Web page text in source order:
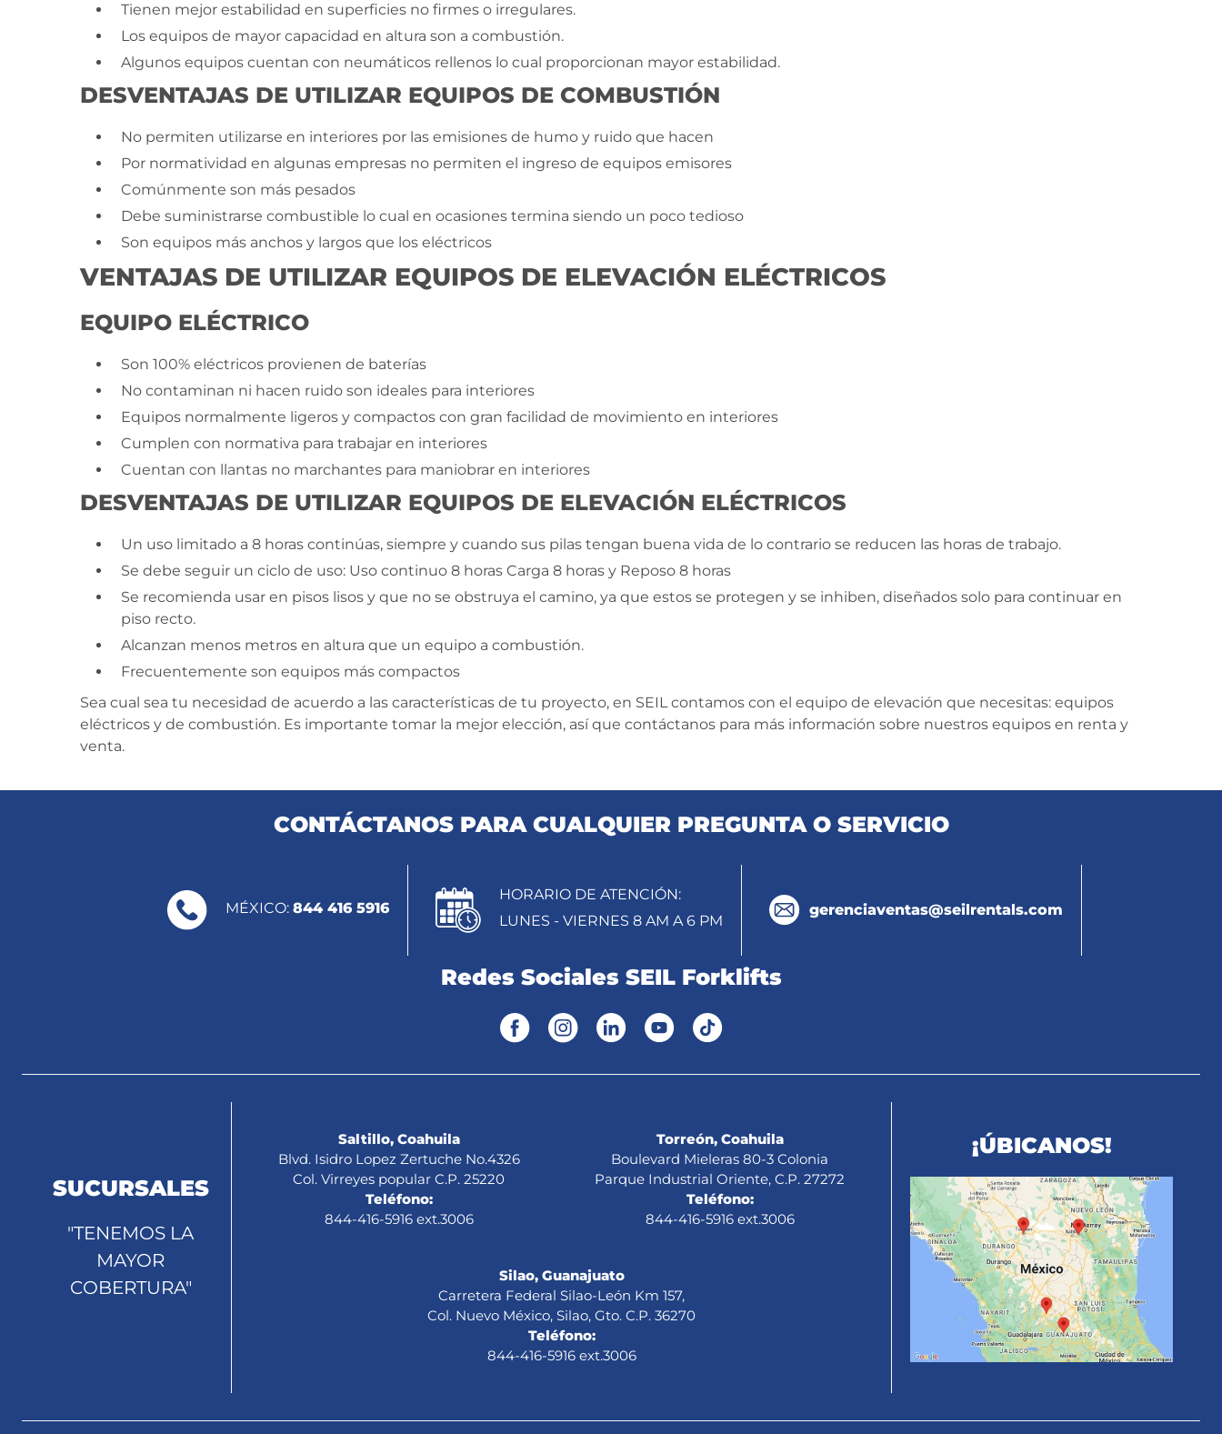
Tienen mejor estabilidad en superficies no firmes o irregulares.
Los equipos de mayor capacidad en altura son a combustión.
Algunos equipos cuentan con neumáticos rellenos lo cual proporcionan mayor estabilidad.
DESVENTAJAS DE UTILIZAR EQUIPOS DE COMBUSTIÓN
No permiten utilizarse en interiores por las emisiones de humo y ruido que hacen
Por normatividad en algunas empresas no permiten el ingreso de equipos emisores
Comúnmente son más pesados
Debe suministrarse combustible lo cual en ocasiones termina siendo un poco tedioso
Son equipos más anchos y largos que los eléctricos
VENTAJAS DE UTILIZAR EQUIPOS DE ELEVACIÓN ELÉCTRICOS
EQUIPO ELÉCTRICO
Son 100% eléctricos provienen de baterías
No contaminan ni hacen ruido son ideales para interiores
Equipos normalmente ligeros y compactos con gran facilidad de movimiento en interiores
Cumplen con normativa para trabajar en interiores
Cuentan con llantas no marchantes para maniobrar en interiores
DESVENTAJAS DE UTILIZAR EQUIPOS DE ELEVACIÓN ELÉCTRICOS
Un uso limitado a 8 horas continúas, siempre y cuando sus pilas tengan buena vida de lo contrario se reducen las horas de trabajo.
Se debe seguir un ciclo de uso: Uso continuo 8 horas Carga 8 horas y Reposo 8 horas
Se recomienda usar en pisos lisos y que no se obstruya el camino, ya que estos se protegen y se inhiben, diseñados solo para continuar en
piso recto.
Alcanzan menos metros en altura que un equipo a combustión.
Frecuentemente son equipos más compactos
Sea cual sea tu necesidad de acuerdo a las características de tu proyecto, en SEIL contamos con el equipo de elevación que necesitas: equipos
eléctricos y de combustión. Es importante tomar la mejor elección, así que contáctanos para más información sobre nuestros equipos en renta y
venta.
CONTÁCTANOS PARA CUALQUIER PREGUNTA O SERVICIO
MÉXICO: 844 416 5916
HORARIO DE ATENCIÓN:
LUNES - VIERNES 8 AM A 6 PM
gerenciaventas@seilrentals.com
Redes Sociales SEIL Forklifts
SUCURSALES
"TENEMOS LA
MAYOR
COBERTURA"
Saltillo, Coahuila
Blvd. Isidro Lopez Zertuche No.4326
Col. Virreyes popular C.P. 25220
Teléfono:
844-416-5916 ext.3006
Torreón, Coahuila
Boulevard Mieleras 80-3 Colonia
Parque Industrial Oriente, C.P. 27272
Teléfono:
844-416-5916 ext.3006
Silao, Guanajuato
Carretera Federal Silao-León Km 157,
Col. Nuevo México, Silao, Gto. C.P. 36270
Teléfono:
844-416-5916 ext.3006
¡ÚBICANOS!